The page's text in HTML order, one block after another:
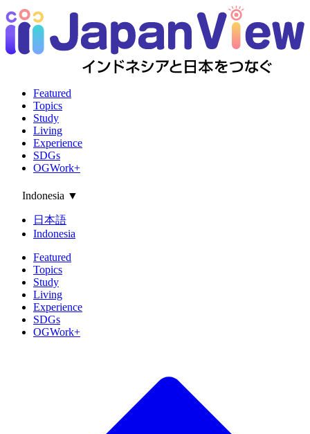
Featured
Topics
Study
Living
Experience
SDGs
OGWork+
Indonesia ▼
日本語
Indonesia
Featured
Topics
Study
Living
Experience
SDGs
OGWork+